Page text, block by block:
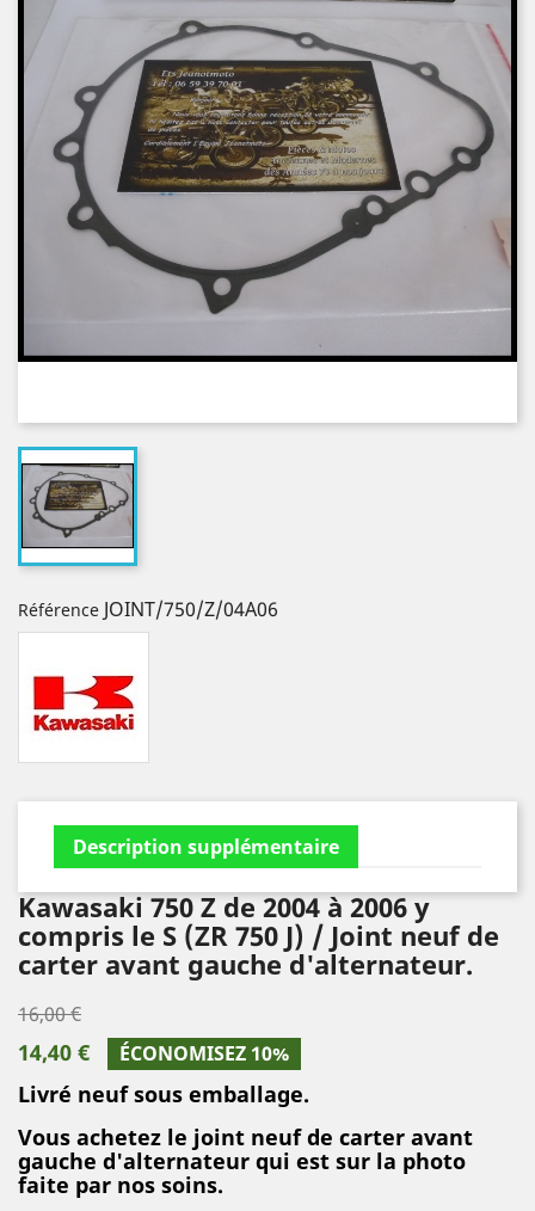
Référence JOINT/750/Z/04A06
Description supplémentaire
Kawasaki 750 Z de 2004 à 2006 y
compris le S (ZR 750 J) / Joint neuf de
carter avant gauche d'alternateur.
16,00 €
14,40 € ÉCONOMISEZ 10%
Livré neuf sous emballage.
Vous achetez le joint neuf de carter avant
gauche d'alternateur qui est sur la photo
faite par nos soins.